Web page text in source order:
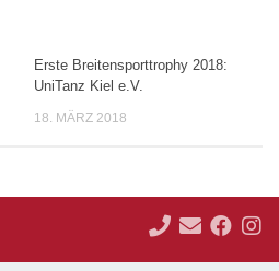
Erste Breitensporttrophy 2018:
UniTanz Kiel e.V.
18. MÄRZ 2018